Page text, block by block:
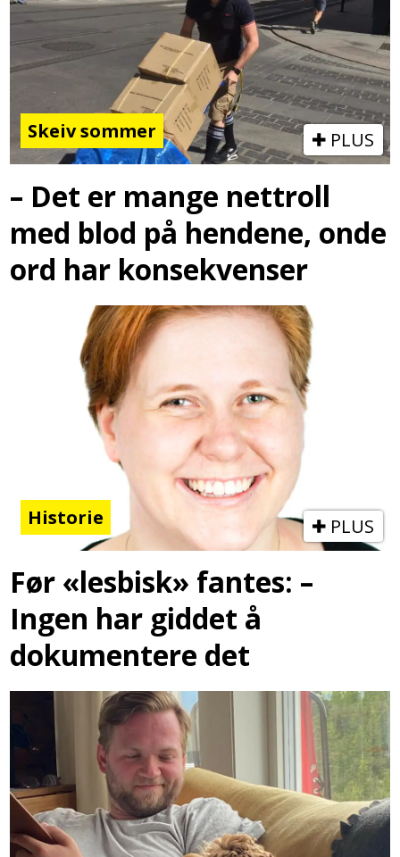
Skeiv sommer PLUS
– Det er mange nettroll
med blod på hendene, onde
ord har konsekvenser
Historie PLUS
Før «lesbisk» fantes: –
Ingen har giddet å
dokumentere det